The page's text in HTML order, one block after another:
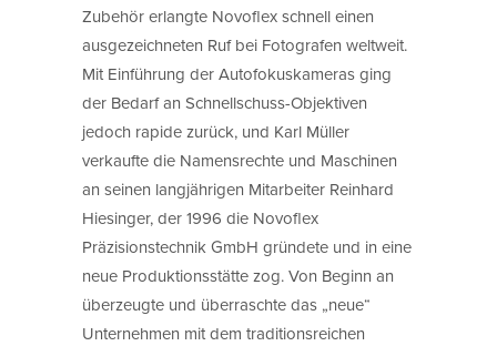
Zubehör erlangte Novoflex schnell einen
ausgezeichneten Ruf bei Fotografen weltweit.
Mit Einführung der Autofokuskameras ging
der Bedarf an Schnellschuss-Objektiven
jedoch rapide zurück, und Karl Müller
verkaufte die Namensrechte und Maschinen
an seinen langjährigen Mitarbeiter Reinhard
Hiesinger, der 1996 die Novoflex
Präzisionstechnik GmbH gründete und in eine
neue Produktionsstätte zog. Von Beginn an
überzeugte und überraschte das „neue“
Unternehmen mit dem traditionsreichen